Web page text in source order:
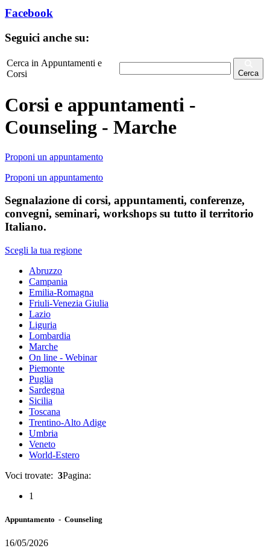
Facebook
Seguici anche su:
Cerca in Appuntamenti e
Corsi
Cerca
Corsi e appuntamenti -
Counseling - Marche
Proponi un appuntamento
Proponi un appuntamento
Segnalazione di corsi, appuntamenti, conferenze,
convegni, seminari, workshops su tutto il territorio
Italiano.
Scegli la tua regione
Abruzzo
Campania
Emilia-Romagna
Friuli-Venezia Giulia
Lazio
Liguria
Lombardia
Marche
On line - Webinar
Piemonte
Puglia
Sardegna
Sicilia
Toscana
Trentino-Alto Adige
Umbria
Veneto
World-Estero
Voci trovate: 3Pagina:
1
Appuntamento - Counseling
16/05/2026